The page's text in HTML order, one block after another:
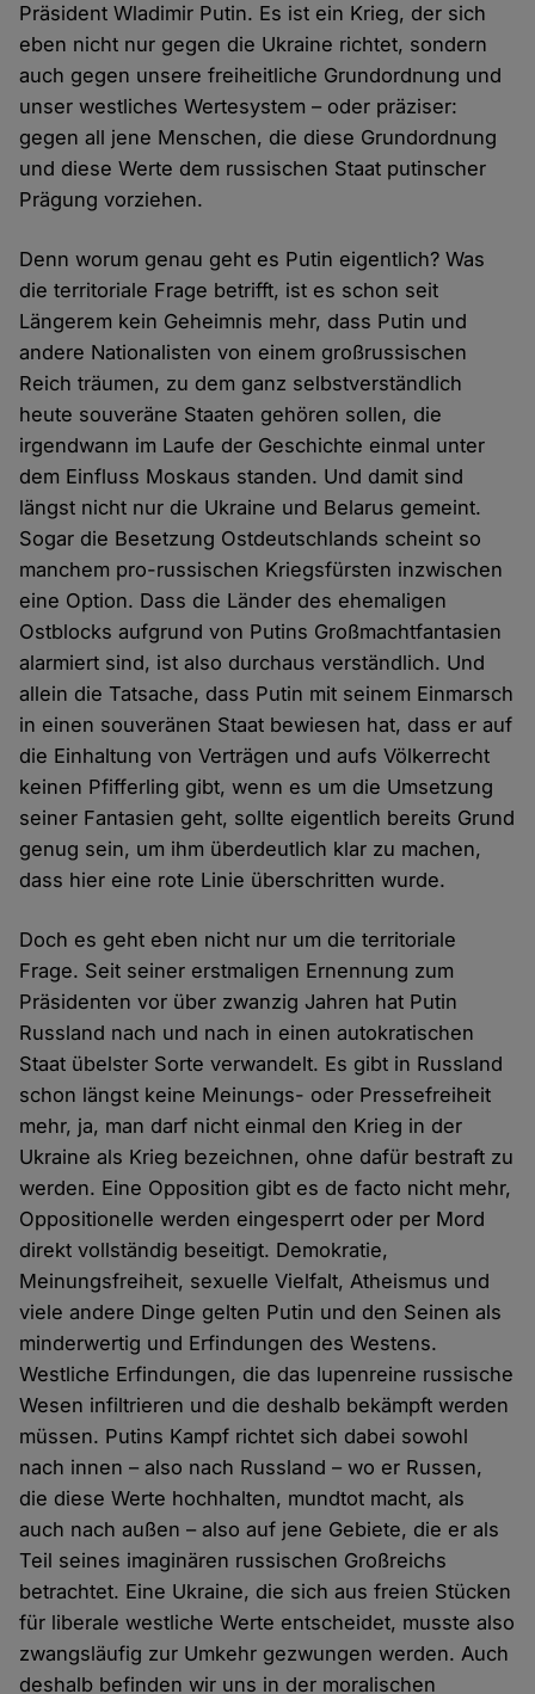
Präsident Wladimir Putin. Es ist ein Krieg, der sich
eben nicht nur gegen die Ukraine richtet, sondern
auch gegen unsere freiheitliche Grundordnung und
unser westliches Wertesystem – oder präziser:
gegen all jene Menschen, die diese Grundordnung
und diese Werte dem russischen Staat putinscher
Prägung vorziehen.
Denn worum genau geht es Putin eigentlich? Was
die territoriale Frage betrifft, ist es schon seit
Längerem kein Geheimnis mehr, dass Putin und
andere Nationalisten von einem großrussischen
Reich träumen, zu dem ganz selbstverständlich
heute souveräne Staaten gehören sollen, die
irgendwann im Laufe der Geschichte einmal unter
dem Einfluss Moskaus standen. Und damit sind
längst nicht nur die Ukraine und Belarus gemeint.
Sogar die Besetzung Ostdeutschlands scheint so
manchem pro-russischen Kriegsfürsten inzwischen
eine Option. Dass die Länder des ehemaligen
Ostblocks aufgrund von Putins Großmachtfantasien
alarmiert sind, ist also durchaus verständlich. Und
allein die Tatsache, dass Putin mit seinem Einmarsch
in einen souveränen Staat bewiesen hat, dass er auf
die Einhaltung von Verträgen und aufs Völkerrecht
keinen Pfifferling gibt, wenn es um die Umsetzung
seiner Fantasien geht, sollte eigentlich bereits Grund
genug sein, um ihm überdeutlich klar zu machen,
dass hier eine rote Linie überschritten wurde.
Doch es geht eben nicht nur um die territoriale
Frage. Seit seiner erstmaligen Ernennung zum
Präsidenten vor über zwanzig Jahren hat Putin
Russland nach und nach in einen autokratischen
Staat übelster Sorte verwandelt. Es gibt in Russland
schon längst keine Meinungs- oder Pressefreiheit
mehr, ja, man darf nicht einmal den Krieg in der
Ukraine als Krieg bezeichnen, ohne dafür bestraft zu
werden. Eine Opposition gibt es de facto nicht mehr,
Oppositionelle werden eingesperrt oder per Mord
direkt vollständig beseitigt. Demokratie,
Meinungsfreiheit, sexuelle Vielfalt, Atheismus und
viele andere Dinge gelten Putin und den Seinen als
minderwertig und Erfindungen des Westens.
Westliche Erfindungen, die das lupenreine russische
Wesen infiltrieren und die deshalb bekämpft werden
müssen. Putins Kampf richtet sich dabei sowohl
nach innen – also nach Russland – wo er Russen,
die diese Werte hochhalten, mundtot macht, als
auch nach außen – also auf jene Gebiete, die er als
Teil seines imaginären russischen Großreichs
betrachtet. Eine Ukraine, die sich aus freien Stücken
für liberale westliche Werte entscheidet, musste also
zwangsläufig zur Umkehr gezwungen werden. Auch
deshalb befinden wir uns in der moralischen